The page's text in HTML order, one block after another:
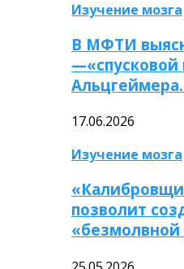
Изучение мозга
В МФТИ
—«спусковой
17.06.2026
Изучение мозга
позволит
«безмолвной